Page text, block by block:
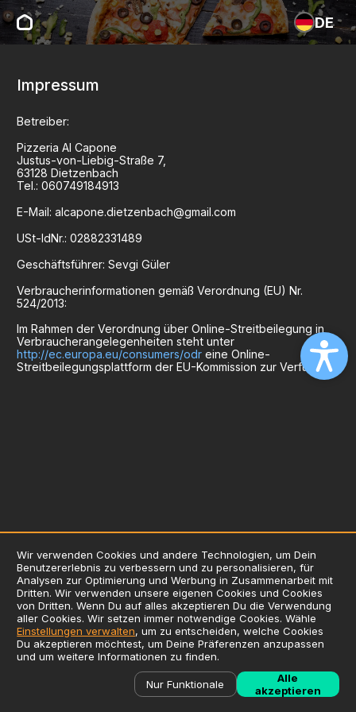
DE
Impressum
Betreiber:
Pizzeria Al Capone
Justus-von-Liebig-Straße 7,
63128 Dietzenbach
Tel.: 060749184913
E-Mail: alcapone.dietzenbach@gmail.com
USt-IdNr.: 02882331489
Geschäftsführer: Sevgi Güler
Verbraucherinformationen gemäß Verordnung (EU) Nr.
524/2013:
Im Rahmen der Verordnung über Online-Streitbeilegung in
Verbraucherangelegenheiten steht unter
http://ec.europa.eu/consumers/odr eine Online-
Streitbeilegungsplattform der EU-Kommission zur Verfügung.
AGB
Datenschutzerklärung
Impressum
Verwendung von Cookies
Zusatzstoffliste / Allergene
©
Wir verwenden Cookies und andere Technologien, um Dein
Benutzererlebnis zu verbessern und zu personalisieren, für
Analysen zur Optimierung und Werbung in Zusammenarbeit mit
Dritten. Wir verwenden unsere eigenen Cookies und Cookies
von Dritten. Wenn Du auf alles akzeptieren Du die Verwendung
aller Cookies. Wir setzen immer notwendige Cookies. Wähle
Einstellungen verwalten, um zu entscheiden, welche Cookies
Du akzeptieren möchtest, um Deine Präferenzen anzupassen
und um weitere Informationen zu finden.
Nur Funktionale
Alle
akzeptieren